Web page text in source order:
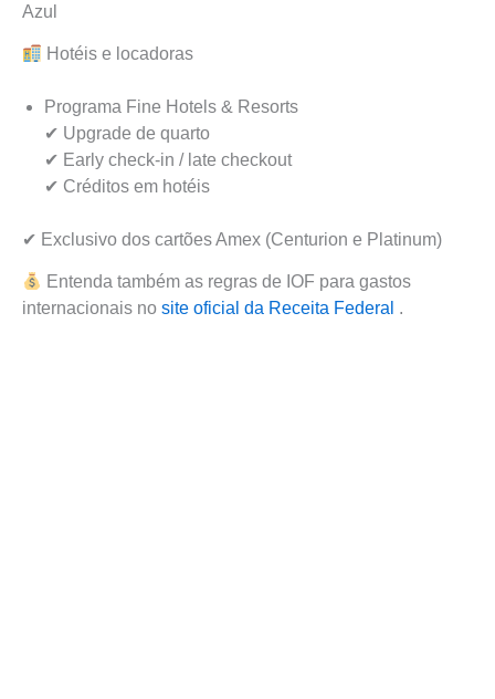
Azul
Hotéis e locadoras
Programa Fine Hotels & Resorts
✔ Upgrade de quarto
✔ Early check-in / late checkout
✔ Créditos em hotéis
✔ Exclusivo dos cartões Amex (Centurion e Platinum)
Entenda também as regras de IOF para gastos
internacionais no site oficial da Receita Federal .